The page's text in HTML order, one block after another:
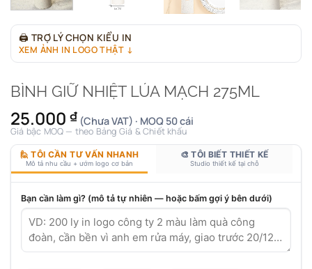
🖨 TRỢ LÝ CHỌN KIỂU IN
XEM ẢNH IN LOGO THẬT ↓
BÌNH GIỮ NHIỆT LÚA MẠCH 275ML
25.000 ₫ (Chưa VAT) · MOQ 50 cái
Giá bậc MOQ — theo Bảng Giá & Chiết khấu
🙋 TÔI CẦN TƯ VẤN NHANH
Mô tả nhu cầu + ướm logo cơ bản
🎨 TÔI BIẾT THIẾT KẾ
Studio thiết kế tại chỗ
Bạn cần làm gì? (mô tả tự nhiên — hoặc bấm gợi ý bên dưới)